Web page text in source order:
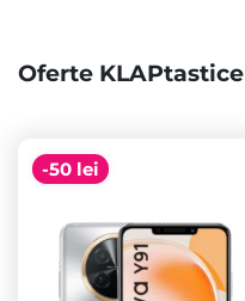
Oferte KLAPtastice
-50 lei